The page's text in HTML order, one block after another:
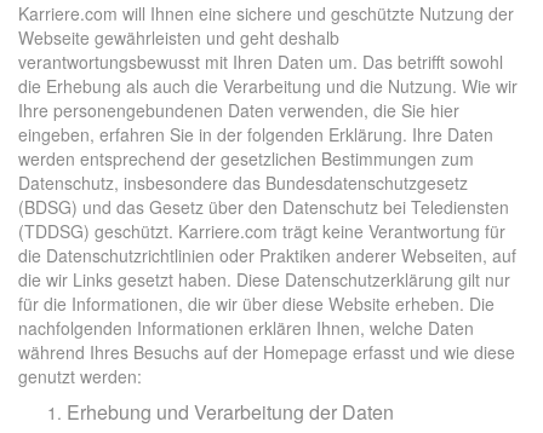
Karriere.com will Ihnen eine sichere und geschützte Nutzung der
Webseite gewährleisten und geht deshalb
verantwortungsbewusst mit Ihren Daten um. Das betrifft sowohl
die Erhebung als auch die Verarbeitung und die Nutzung. Wie wir
Ihre personengebundenen Daten verwenden, die Sie hier
eingeben, erfahren Sie in der folgenden Erklärung. Ihre Daten
werden entsprechend der gesetzlichen Bestimmungen zum
Datenschutz, insbesondere das Bundesdatenschutzgesetz
(BDSG) und das Gesetz über den Datenschutz bei Telediensten
(TDDSG) geschützt. Karriere.com trägt keine Verantwortung für
die Datenschutzrichtlinien oder Praktiken anderer Webseiten, auf
die wir Links gesetzt haben. Diese Datenschutzerklärung gilt nur
für die Informationen, die wir über diese Website erheben. Die
nachfolgenden Informationen erklären Ihnen, welche Daten
während Ihres Besuchs auf der Homepage erfasst und wie diese
genutzt werden:
Erhebung und Verarbeitung der Daten